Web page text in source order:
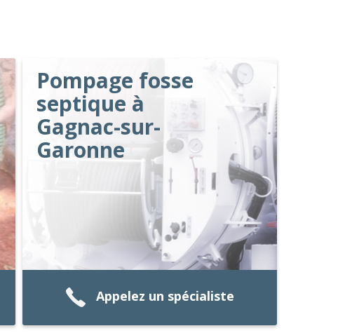
Pompage fosse
septique à
Gagnac-sur-
Garonne
Appelez un spécialiste